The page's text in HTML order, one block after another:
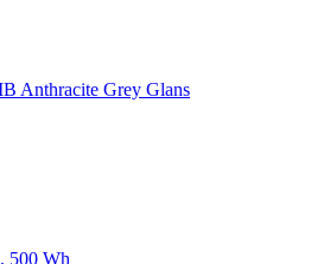
Anthracite Grey Glans
500 Wh